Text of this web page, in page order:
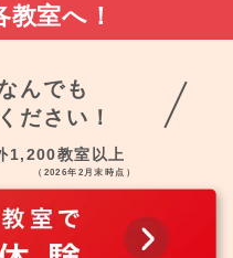
室へ！
んでも
ださい！
1,200教室以上
（2026年2月末時点）